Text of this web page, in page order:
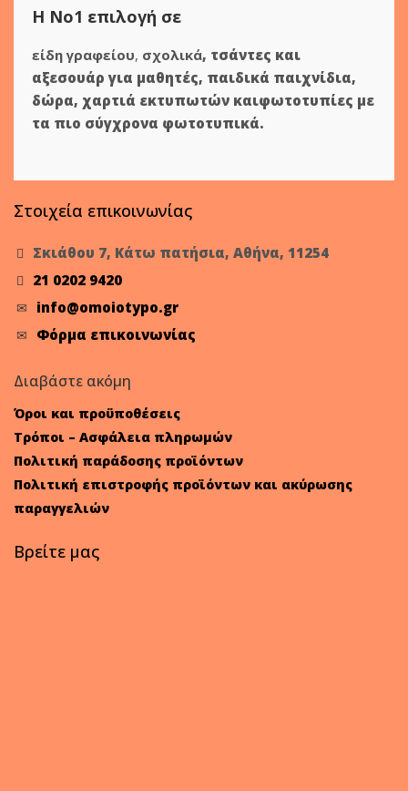
Η Νο1 επιλογή σε
είδη γραφείου, σχολικά, τσάντες και
αξεσουάρ για μαθητές, παιδικά παιχνίδια,
δώρα, χαρτιά εκτυπωτών καιφωτοτυπίες με
τα πιο σύγχρονα φωτοτυπικά.
Στοιχεία επικοινωνίας
Σκιάθου 7, Κάτω πατήσια, Αθήνα, 11254
21 0202 9420
info@omoiotypo.gr
Φόρμα επικοινωνίας
Διαβάστε ακόμη
Όροι και προϋποθέσεις
Τρόποι – Ασφάλεια πληρωμών
Πολιτική παράδοσης προϊόντων
Πολιτική επιστροφής προϊόντων και ακύρωσης
παραγγελιών
Βρείτε μας